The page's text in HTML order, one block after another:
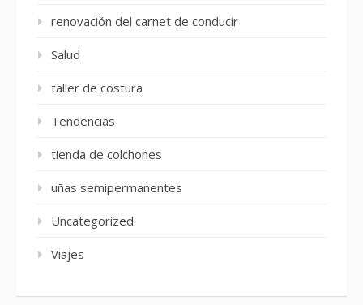
renovación del carnet de conducir
Salud
taller de costura
Tendencias
tienda de colchones
uñas semipermanentes
Uncategorized
Viajes